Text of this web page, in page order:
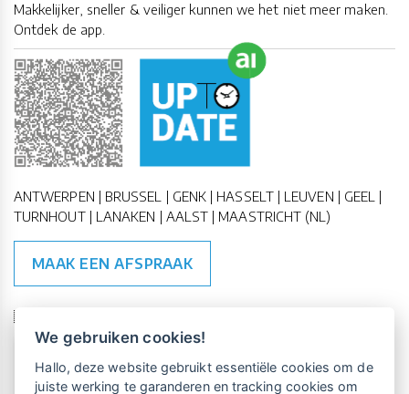
Makkelijker, sneller & veiliger kunnen we het niet meer maken.
Ontdek de app.
ANTWERPEN | BRUSSEL | GENK | HASSELT | LEUVEN | GEEL |
TURNHOUT | LANAKEN | AALST | MAASTRICHT (NL)
MAAK EEN AFSPRAAK
🇪🇺 🇧🇪
We gebruiken cookies!
Hallo, deze website gebruikt essentiële cookies om de
juiste werking te garanderen en tracking cookies om
Vrijblijvende kennismaking?Boek
een persoonlijke demo.